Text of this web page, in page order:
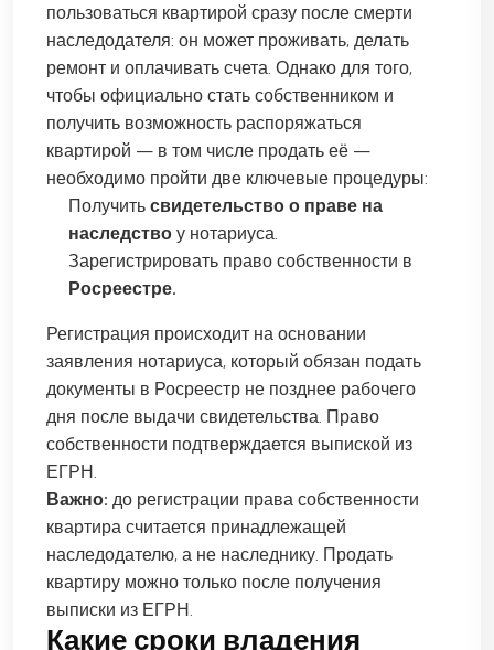
пользоваться квартирой сразу после смерти
наследодателя: он может проживать, делать
ремонт и оплачивать счета. Однако для того,
чтобы официально стать собственником и
получить возможность распоряжаться
квартирой — в том числе продать её —
необходимо пройти две ключевые процедуры:
Получить свидетельство о праве на
наследство у нотариуса.
Зарегистрировать право собственности в
Росреестре.
Регистрация происходит на основании
заявления нотариуса, который обязан подать
документы в Росреестр не позднее рабочего
дня после выдачи свидетельства. Право
собственности подтверждается выпиской из
ЕГРН.
Важно: до регистрации права собственности
квартира считается принадлежащей
наследодателю, а не наследнику. Продать
квартиру можно только после получения
выписки из ЕГРН.
Какие сроки владения